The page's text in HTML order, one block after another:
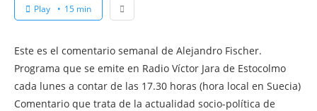
Play 15 min
Este es el comentario semanal de Alejandro Fischer.
Programa que se emite en Radio Víctor Jara de Estocolmo
cada lunes a contar de las 17.30 horas (hora local en Suecia)
Comentario que trata de la actualidad socio-política de